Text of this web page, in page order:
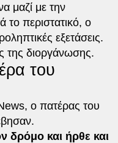
μαζί με την
το περιστατικό, ο
εξετάσεις.
της διοργάνωσης.
του
ο πατέρας του
δρόμο και ήρθε και